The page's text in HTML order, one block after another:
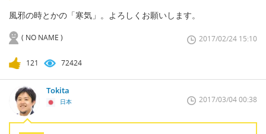
風邪の時とかの「寒気」。よろしくお願いします。
( NO NAME ) 2017/02/24 15:10
121 72424
Tokita
日本 2017/03/04 00:38